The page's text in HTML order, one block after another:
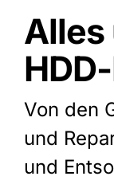
Über uns
Alles
Von den
und
und